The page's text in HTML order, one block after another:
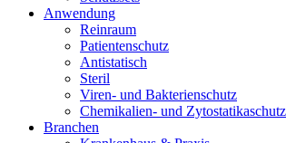
Anwendung
Reinraum
Patientenschutz
Antistatisch
Steril
Viren- und Bakterienschutz
Chemikalien- und Zytostatikaschutz
Branchen